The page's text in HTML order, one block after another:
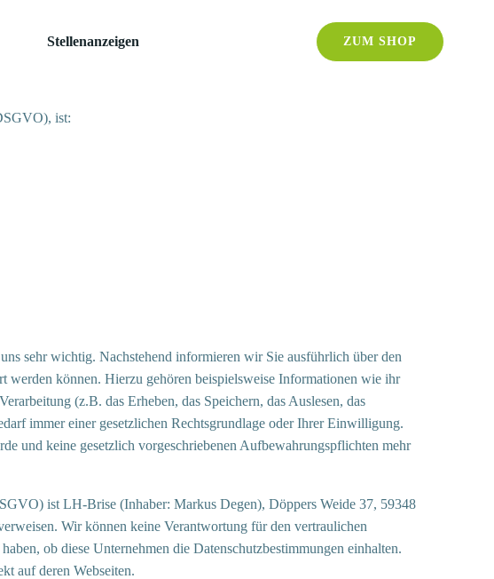
Stellenanzeigen ZUM SHOP
ist:
sehr wichtig. Nachstehend informieren wir Sie ausführlich über den
werden können. Hierzu gehören beispielsweise Informationen wie ihr
(z.B. das Erheben, das Speichern, das Auslesen, das
immer einer gesetzlichen Rechtsgrundlage oder Ihrer Einwilligung.
und keine gesetzlich vorgeschriebenen Aufbewahrungspflichten mehr
ist LH-Brise (Inhaber: Markus Degen), Döppers Weide 37, 59348
Wir können keine Verantwortung für den vertraulichen
ob diese Unternehmen die Datenschutzbestimmungen einhalten.
auf deren Webseiten.